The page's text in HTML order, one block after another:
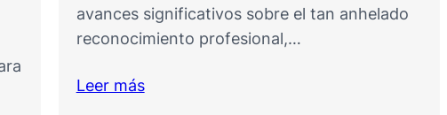
avances significativos sobre el tan anhelado
reconocimiento profesional,…
Leer más